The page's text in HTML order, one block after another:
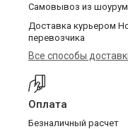
Самовывоз из
Доставка курьером
перевозчика
Все способы
Оплата
Безналичный расчет